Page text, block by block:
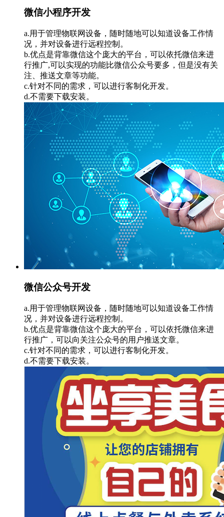
微信小程序开发
a.用于管理物联网设备，随时随地可以知道设备工作情
况，并对设备进行远程控制。
b.优点是背靠微信这个庞大的平台，可以依托微信来进
行推广,可以实现的功能比微信公众号要多，但是没有关
注、推送文章等功能。
c.针对不同的需求，可以进行客制化开发。
d.不需要下载安装。
微信公众号开发
a.用于管理物联网设备，随时随地可以知道设备工作情
况，并对设备进行远程控制。
b.优点是背靠微信这个庞大的平台，可以依托微信来进
行推广，可以向关注公众号的用户推送文章。
c.针对不同的需求，可以进行客制化开发。
d.不需要下载安装。